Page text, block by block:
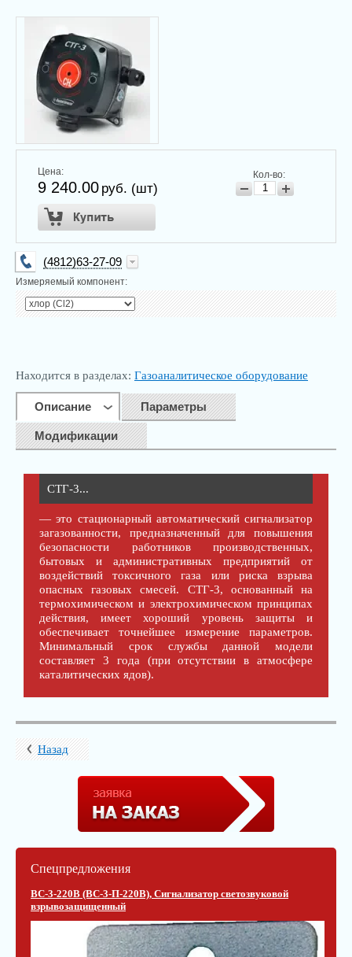
Цена:
9 240.00 руб. (шт)
Кол-во:
(4812)63-27-09
info@kip-trade.ru
Измеряемый компонент:
Находится в разделах: Газоаналитическое оборудование
Описание Параметры
Модификации
СТГ-3...
— это стационарный автоматический сигнализатор
загазованности, предназначенный для повышения
безопасности работников производственных,
бытовых и административных предприятий от
воздействий токсичного газа или риска взрыва
опасных газовых смесей. СТГ-3, основанный на
термохимическом и электрохимическом принципах
действия, имеет хороший уровень защиты и
обеспечивает точнейшее измерение параметров.
Минимальный срок службы данной модели
составляет 3 года (при отсутствии в атмосфере
каталитических ядов).
Назад
Спецпредложения
ВС-3-220В (ВС-3-П-220В), Сигнализатор светозвуковой
взрывозащищенный